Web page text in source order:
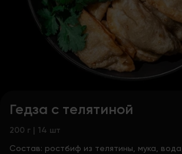
Гедза с телятиной
200 г | 14 шт
Состав: ростбиф из телятины, мука,